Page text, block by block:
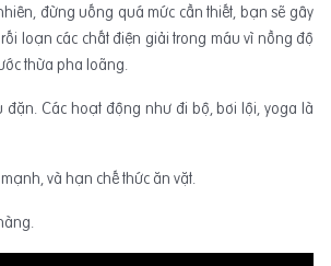
đừng uống quá mức cần thiết, bạn sẽ gây
loạn các chất điện giải trong máu vì nồng độ
thừa pha loãng.
đặn. Các hoạt động như đi bộ, bơi lội, yoga là
và hạn chế thức ăn vặt.